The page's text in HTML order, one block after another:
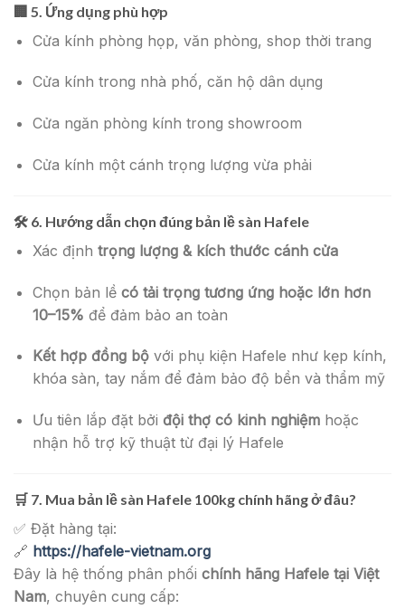
🏢 5. Ứng dụng phù hợp
Cửa kính phòng họp, văn phòng, shop thời trang
Cửa kính trong nhà phố, căn hộ dân dụng
Cửa ngăn phòng kính trong showroom
Cửa kính một cánh trọng lượng vừa phải
🛠 6. Hướng dẫn chọn đúng bản lề sàn Hafele
Xác định trọng lượng & kích thước cánh cửa
Chọn bản lề có tải trọng tương ứng hoặc lớn hơn
10–15% để đảm bảo an toàn
Kết hợp đồng bộvới phụ kiện Hafele như kẹp kính,
khóa sàn, tay nắm để đảm bảo độ bền và thẩm mỹ
Ưu tiên lắp đặt bởi đội thợ có kinh nghiệmhoặc
nhận hỗ trợ kỹ thuật từ đại lý Hafele
🛒 7. Mua bản lề sàn Hafele 100kg chính hãng ở đâu?
✅ Đặt hàng tại:
🔗 https://hafele-vietnam.org
Đây là hệ thống phân phối chính hãng Hafele tại Việt
Nam, chuyên cung cấp: